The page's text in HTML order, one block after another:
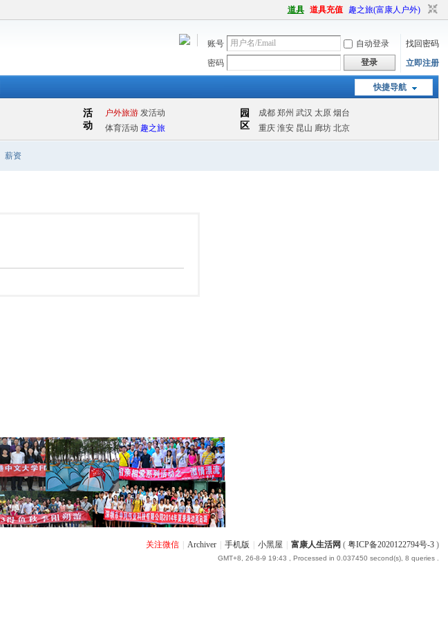
道具 道具充值 趣之旅(富康人户外)
账号 自动登录
找回密码
密码
登录 立即注册
快捷导航
薪资
关注微信 Archiver 手机版 小黑屋 富康人生活网 ( 粤ICP备2020122794号-3)
GMT+8, 26-8-9 19:43 , Processed in 0.037450 second(s), 8 queries .